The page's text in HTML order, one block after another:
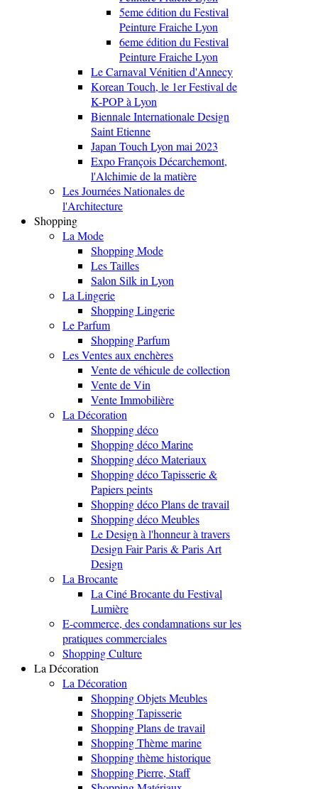
5eme édition du Festival
Peinture Fraiche Lyon
6eme édition du Festival
Peinture Fraiche Lyon
Le Carnaval Vénitien d'Annecy
Korean Touch, le 1er Festival de
K-POP à Lyon
Biennale Internationale Design
Saint Etienne
Japan Touch Lyon mai 2023
Expo François Décarchemont,
l'Alchimie de la matière
Les Journées Nationales de
l'Architecture
Shopping
La Mode
Shopping Mode
Les Tailles
Salon Silk in Lyon
La Lingerie
Shopping Lingerie
Le Parfum
Shopping Parfum
Les Ventes aux enchères
Vente de véhicule de collection
Vente de Vin
Vente Immobilière
La Décoration
Shopping déco
Shopping déco Marine
Shopping déco Materiaux
Shopping déco Tapisserie &
Papiers peints
Shopping déco Plans de travail
Shopping déco Meubles
Le Design à l'honneur à travers
Design Fair Paris & Paris Art
Design
La Brocante
La Ciné Brocante du Festival
Lumière
E-commerce, des condamnations sur les
pratiques commerciales
Shopping Culture
La Décoration
La Décoration
Shopping Objets Meubles
Shopping Tapisserie
Shopping Plans de travail
Shopping Thème marine
Shopping thème historique
Shopping Pierre, Staff